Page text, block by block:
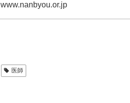
www.nanbyou.or.jp
医師